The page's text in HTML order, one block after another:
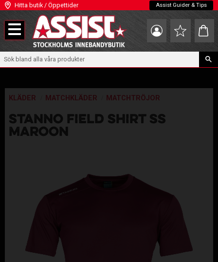
Meny
Hitta butik / Öppettider Assist Guider & Tips
Favoriter
KLÄDER MATCHKLÄDER MATCHTRÖJOR
STANNO FIELD SHIRT SS
MAROON